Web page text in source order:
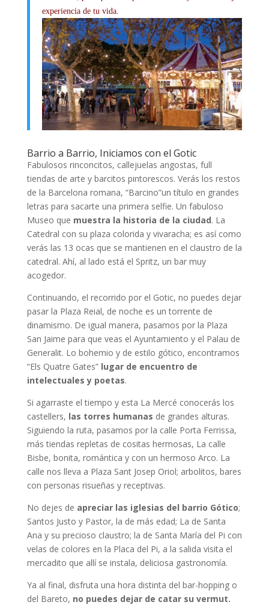
experiencia de tu vida.
Barrio a Barrio, Iniciamos con el Gotic
Fabulosos rinconcitos, callejuelas angostas, full
tiendas de arte y barcitos pintorescos. Verás los restos
de la Barcelona romana, “Barcino”un título en grandes
letras para sacarte una primera selfie. Un fabuloso
Museo que muestra la historia de la ciudad. La
Catedral con su plaza colorida y vivaracha; es así como
verás las 13 ocas que se mantienen en el claustro de la
catedral. Ahí, al lado está el Spritz, un bar muy
acogedor.
Continuando, el recorrido por el Gotic, no puedes dejar
pasar la Plaza Reial, de noche es un torrente de
dinamismo. De igual manera, pasamos por la Plaza
San Jaime para que veas el Ayuntamiento y el Palau de
Generalit. Lo bohemio y de estilo gótico, encontramos
“Els Quatre Gates” lugar de encuentro de
intelectuales y poetas.
Si agarraste el tiempo y esta La Mercé conocerás los
castellers, las torres humanas de grandes alturas.
Siguiendo la ruta, pasamos por la calle Porta Ferrissa,
más tiendas repletas de cositas hermosas, La calle
Bisbe, bonita, romántica y con un hermoso Arco. La
calle nos lleva a Plaza Sant Josep Oriol; arbolitos, bares
con personas risueñas y receptivas.
No dejes de apreciar las iglesias del barrio Gótico;
Santos Justo y Pastor, la de más edad; La de Santa
Ana y su precioso claustro; la de Santa María del Pi con
velas de colores en la Placa del Pi, a la salida visita el
mercadito que allí se instala, deliciosa gastronomía.
Ya al final, disfruta una hora distinta del bar-hopping o
del Bareto, no puedes dejar de catar su vermut.